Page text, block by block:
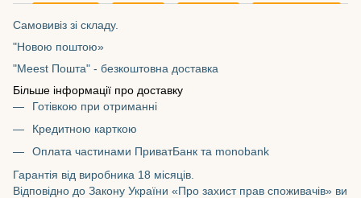
Самовивіз зі складу.
"Новою поштою»
"Meest Пошта" - безкоштовна доставка
Більше інформації про доставку
Готівкою при отриманні
Кредитною карткою
Оплата частинами ПриватБанк та monobank
Гарантія від виробника 18 місяців.
Відповідно до Закону України «Про захист прав споживачів» ви